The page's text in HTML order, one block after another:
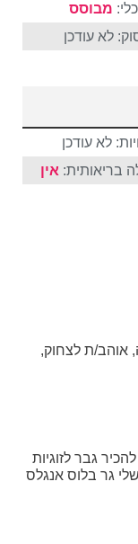
מבוסס
לא עודכן
לא עודכן
בריאותית: אין
אוהב/ת לצחוק,
גבר לזוגיות
גר בלוס אנגלס